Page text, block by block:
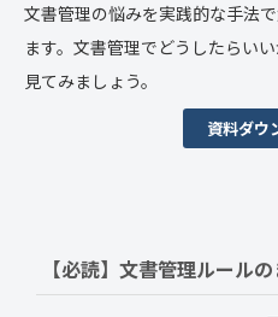
文書管理の悩みを実践的な手法
ます。文書管理でどうしたらい
見てみましょう。
資料ダウ
【必読】文書管理ルールの